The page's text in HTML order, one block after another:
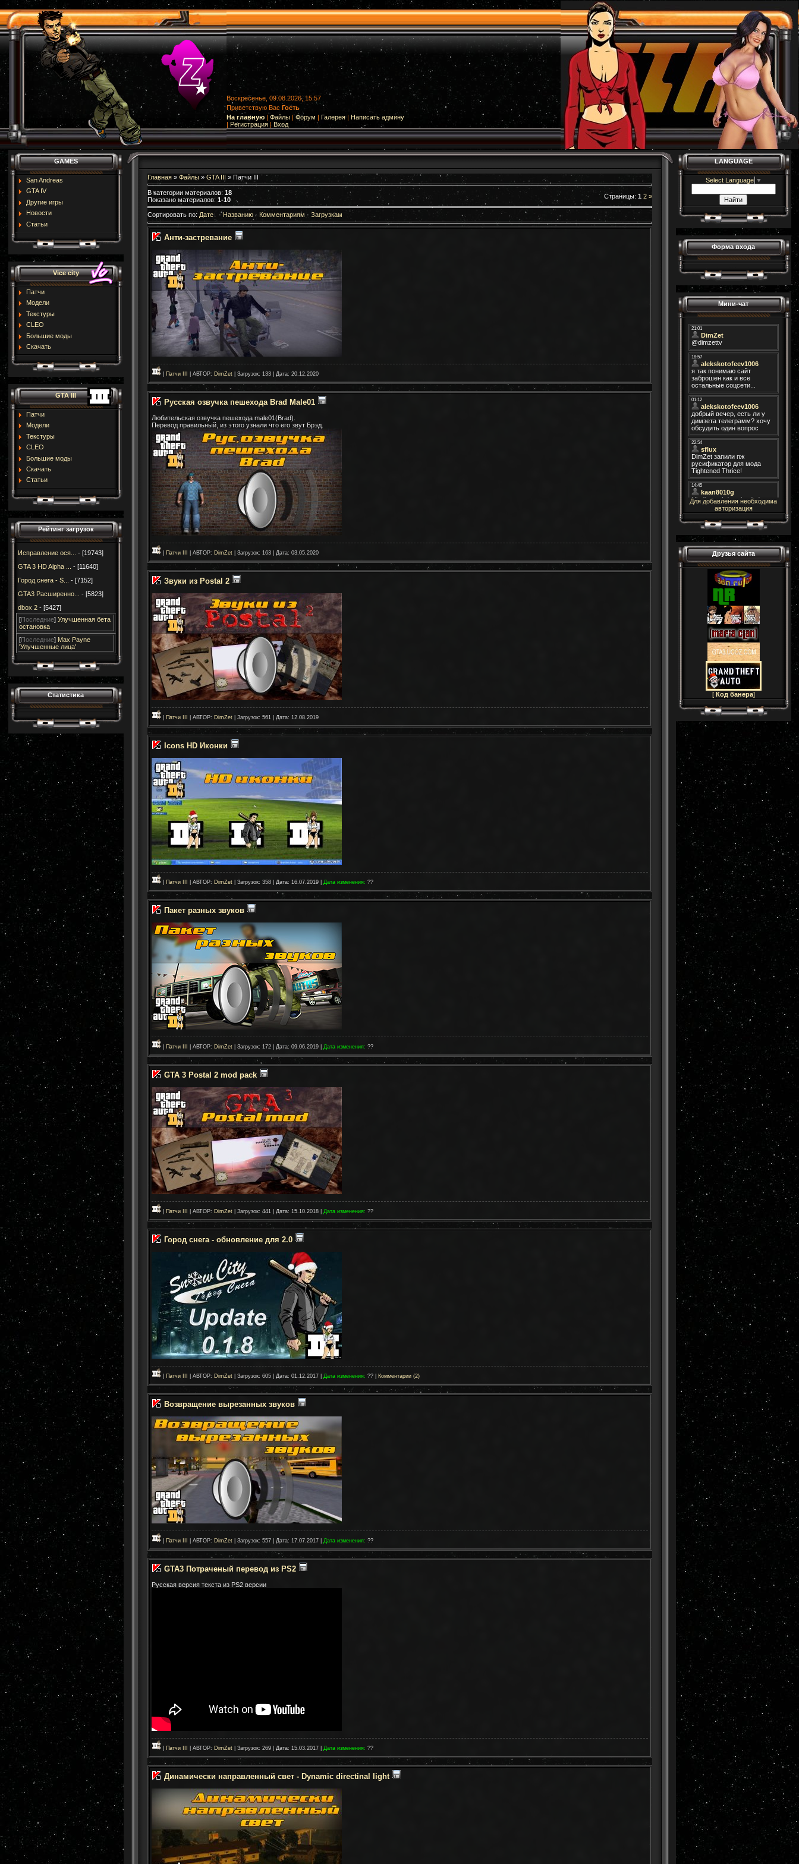
Воскресенье, 09.08.2026, 15:57
Приветствую Вас Гость
На главную | Файлы |Форум | Галерея| Написать админу
| Регистрация | Вход
GAMES
San Andreas
GTA IV
Другие игры
Новости
Статьи
Vice city
Патчи
Модели
Текстуры
CLEO
Большие моды
Скачать
GTA III
Патчи
Модели
Текстуры
CLEO
Большие моды
Скачать
Статьи
Рейтинг загрузок
Исправление ося...
- [19743]
GTA 3 HD Alpha ...
- [11640]
Город снега - S...
- [7152]
GTA3 Расширенно...
- [5823]
dbox 2- [5427]
[Последние] Улучшенная бета
остановка
[Последние] Max Payne
'Улучшенные лица'
Статистика
Главная» Файлы» GTA III » Патчи III
В категории материалов: 18
Показано материалов: 1-10 Страницы: 1 2 »
Сортировать по: Дате · Названию· Комментариям · Загрузкам
Анти-застревание
| Патчи III | АВТОР: DimZet| Загрузок: 133 | Дата: 20.12.2020
Русская озвучка пешехода Brad Male01
Любительская озвучка пешехода male01(Brad).
Перевод правильный, из этого узнали что его звут Брэд.
| Патчи III | АВТОР: DimZet| Загрузок: 163 | Дата: 03.05.2020
Звуки из Postal 2
| Патчи III | АВТОР: DimZet| Загрузок: 561 | Дата: 12.08.2019
Icons HD Иконки
| Патчи III | АВТОР: DimZet| Загрузок: 358 | Дата: 16.07.2019| Дата изменения: ??
Пакет разных звуков
| Патчи III | АВТОР: DimZet| Загрузок: 172 | Дата: 09.06.2019| Дата изменения: ??
GTA 3 Postal 2 mod pack
| Патчи III | АВТОР: DimZet| Загрузок: 441 | Дата: 15.10.2018| Дата изменения: ??
Город снега - обновление для 2.0
| Патчи III | АВТОР: DimZet| Загрузок: 605 | Дата: 01.12.2017| Дата изменения: ?? | Комментарии (2)
Возвращение вырезанных звуков
| Патчи III | АВТОР: DimZet| Загрузок: 557 | Дата: 17.07.2017| Дата изменения: ??
GTA3 Потраченый перевод из PS2
Русская версия текста из PS2 версии
| Патчи III | АВТОР: DimZet| Загрузок: 269 | Дата: 15.03.2017| Дата изменения: ??
Динамически направленный свет - Dynamic directinal light
LANGUAGE
Select Language ▼
Форма входа
Мини-чат
Для добавления необходима
авторизация
Друзья сайта
[ Код банера]